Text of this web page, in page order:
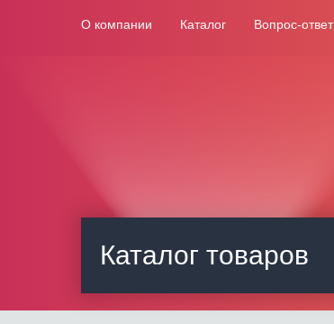
О компании Каталог Вопрос-ответ
Каталог товаров